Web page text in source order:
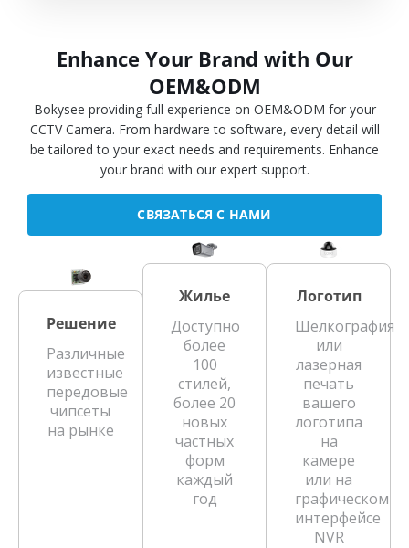
Enhance Your Brand with Our
OEM&ODM
Bokysee providing full experience on OEM&ODM for your
CCTV Camera. From hardware to software, every detail will
be tailored to your exact needs and requirements. Enhance
your brand with our expert support.
СВЯЗАТЬСЯ С НАМИ
Решение
Различные
известные
передовые
чипсеты
на рынке
Жилье
Доступно
более
100
стилей,
более 20
новых
частных
форм
каждый
год
Логотип
Шелкография
или
лазерная
печать
вашего
логотипа
на
камере
или на
графическом
интерфейсе
NVR